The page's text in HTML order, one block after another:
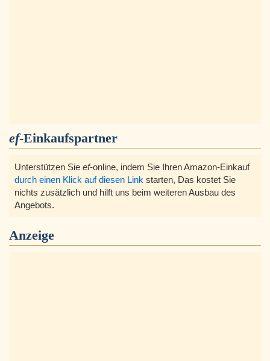
ef-Einkaufspartner
Unterstützen Sie ef-online, indem Sie Ihren Amazon-Einkauf
durch einen Klick auf diesen Link starten, Das kostet Sie
nichts zusätzlich und hilft uns beim weiteren Ausbau des
Angebots.
Anzeige